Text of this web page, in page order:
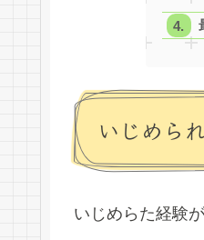
いじめら
いじめらた経験